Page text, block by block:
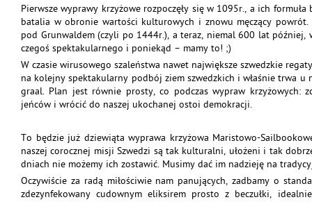
Pierwsze wyprawy krzyżowe rozpoczęły się w 1095r., a ich
batalia w obronie wartości kulturowych i znowu męczący
pod Grunwaldem (czyli po 1444r.), a teraz, niemal 600 lat później,
czegoś spektakularnego i poniekąd – mamy to! ;)
W czasie wirusowego szaleństwa nawet największe szwedzkie
na kolejny spektakularny podbój ziem szwedzkich i właśnie trwa
graal. Plan jest równie prosty, co podczas wypraw krzyżowych:
jeńców i wrócić do naszej ukochanej ostoi demokracji.
To będzie już dziewiąta wyprawa krzyżowa Maristowo-
naszej corocznej misji Szwedzi są tak kulturalni, ułożeni i tak
dniach nie możemy ich zostawić. Musimy dać im nadzieję na
Oczywiście za radą miłościwie nam panujących, zadbamy o
zdezynfekowany cudownym eliksirem prosto z beczułki,